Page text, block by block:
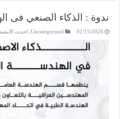
ندوة : الذكاء الصنعي فى
02/15/2026
Uncategorized احدث